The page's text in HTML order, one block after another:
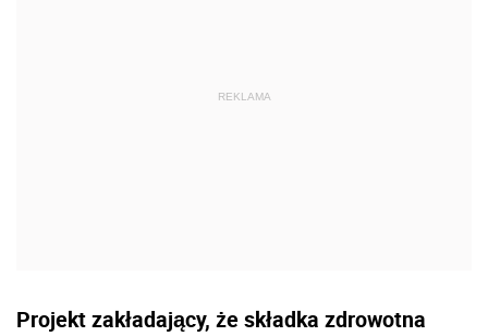
Projekt zakładający, że składka zdrowotna